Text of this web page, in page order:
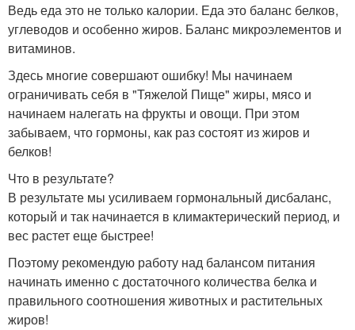
Ведь еда это не только калории. Еда это баланс белков,
углеводов и особенно жиров. Баланс микроэлементов и
витаминов.
Здесь многие совершают ошибку! Мы начинаем
ограничивать себя в "Тяжелой Пище" жиры, мясо и
начинаем налегать на фрукты и овощи. При этом
забываем, что гормоны, как раз состоят из жиров и
белков!
Что в результате?
В результате мы усиливаем гормональный дисбаланс,
который и так начинается в климактерический период, и
вес растет еще быстрее!
Поэтому рекомендую работу над балансом питания
начинать именно с достаточного количества белка и
правильного соотношения животных и растительных
жиров!